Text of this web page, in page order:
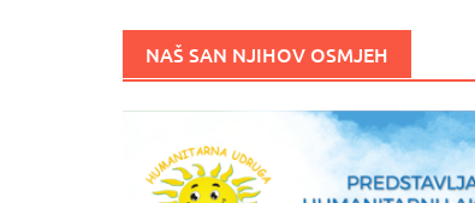
NAŠ SAN NJIHOV OSMJEH